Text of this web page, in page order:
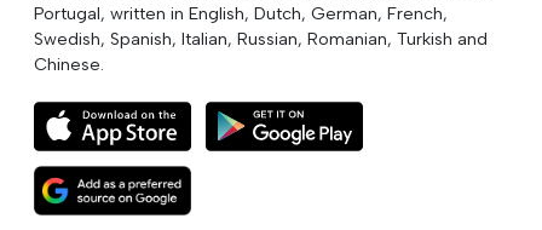
Portugal, written in English, Dutch, German, French,
Swedish, Spanish, Italian, Russian, Romanian, Turkish and
Chinese.